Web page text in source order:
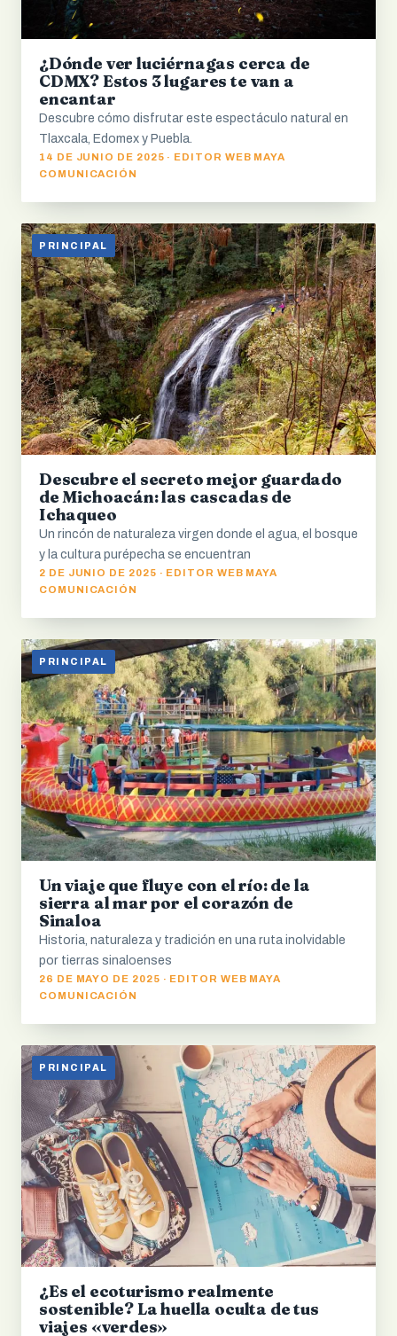
¿Dónde ver luciérnagas cerca de
CDMX? Estos 3 lugares te van a
encantar
Descubre cómo disfrutar este espectáculo natural en
Tlaxcala, Edomex y Puebla.
14 DE JUNIO DE 2025 · EDITOR WEB MAYA
COMUNICACIÓN
PRINCIPAL
Descubre el secreto mejor guardado
de Michoacán: las cascadas de
Ichaqueo
Un rincón de naturaleza virgen donde el agua, el bosque
y la cultura purépecha se encuentran
2 DE JUNIO DE 2025 · EDITOR WEB MAYA
COMUNICACIÓN
PRINCIPAL
Un viaje que fluye con el río: de la
sierra al mar por el corazón de
Sinaloa
Historia, naturaleza y tradición en una ruta inolvidable
por tierras sinaloenses
26 DE MAYO DE 2025 · EDITOR WEB MAYA
COMUNICACIÓN
PRINCIPAL
¿Es el ecoturismo realmente
sostenible? La huella oculta de tus
viajes «verdes»